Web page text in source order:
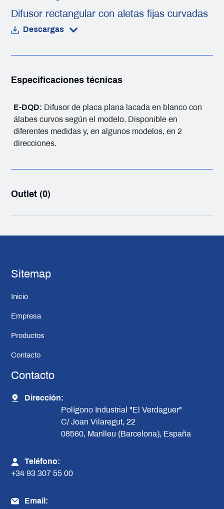
Difusor rectangular con aletas fijas curvadas
Descargas
Especificaciones técnicas
E-DQD: Difusor de placa plana lacada en blanco con
álabes curvos según el modelo. Disponible en
diferentes medidas y, en algunos modelos, en 2
direcciones.
Outlet (0)
Sitemap
Inicio
Empresa
Productos
Contacto
Contacto
Dirección:
Polígono Industrial "El Verdaguer"
C/ Joan Vilaregut, 22
08560, Manlleu (Barcelona), España
Teléfono:
+34 93 307 55 00
Email: